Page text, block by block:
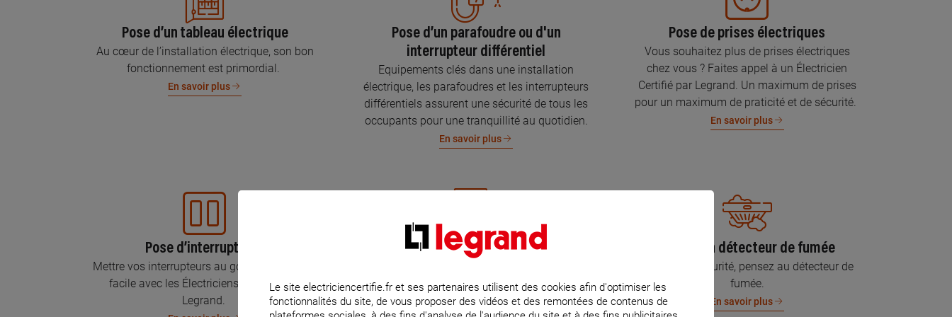
Pose d’un tableau électrique
Au cœur de l’installation électrique, son bon
fonctionnement est primordial.
En savoir plus
Pose d’un parafoudre ou d'un
interrupteur différentiel
Equipements clés dans une installation
électrique, les parafoudres et les interrupteurs
différentiels assurent une sécurité de tous les
occupants pour une tranquillité au quotidien.
En savoir plus
Pose de prises électriques
Vous souhaitez plus de prises électriques
chez vous ? Faites appel à un Électricien
Certifié par Legrand. Un maximum de prises
pour un maximum de praticité et de sécurité.
En savoir plus
Pose d’interrupteurs
Mettre vos interrupteurs au goût du jour, c’est
facile avec les Électriciens Certifiés par
Legrand.
Mise aux normes de l’installation
Parce que l’électricité implique la sécurité et la
protection de votre famille et de vos biens,
Pose d’un détecteur de fumée
Pour votre sécurité, pensez au détecteur de
fumée.
En savoir plus
Le site electriciencertifie.fr et ses partenaires utilisent des cookies afin d'optimiser les
fonctionnalités du site, de vous proposer des vidéos et des remontées de contenus de